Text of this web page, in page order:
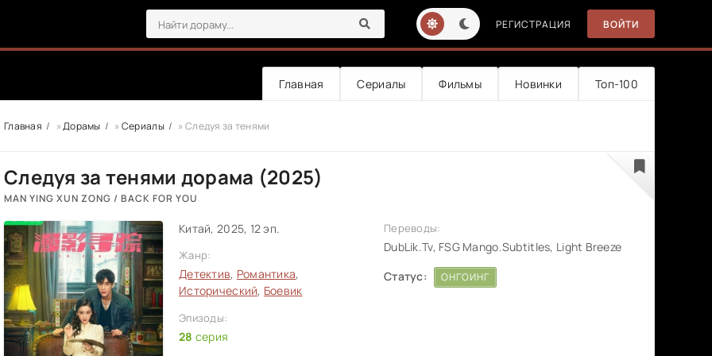
РЕГИСТРАЦИЯ ВОЙТИ
Главная Сериалы Фильмы Новинки Топ-100
Главная »Дорамы » Сериалы » Следуя за тенями
Следуя за тенями дорама (2025)
MAN YING XUN ZONG / BACK FOR YOU
Китай, 2025, 12 эп.
Жанр:
Детектив, Романтика,
Исторический, Боевик
Эпизоды:
28 серия
Переводы:
DubLik.Tv, FSG Mango.Subtitles, Light Breeze
Статус:
ОНГОИНГ